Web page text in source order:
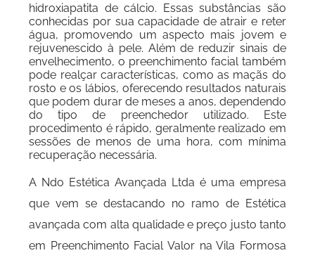
hidroxiapatita de cálcio. Essas substâncias são
conhecidas por sua capacidade de atrair e reter
água, promovendo um aspecto mais jovem e
rejuvenescido à pele. Além de reduzir sinais de
envelhecimento, o preenchimento facial também
pode realçar características, como as maçãs do
rosto e os lábios, oferecendo resultados naturais
que podem durar de meses a anos, dependendo
do tipo de preenchedor utilizado. Este
procedimento é rápido, geralmente realizado em
sessões de menos de uma hora, com mínima
recuperação necessária.
A Ndo Estética Avançada Ltda é uma empresa
que vem se destacando no ramo de Estética
avançada com alta qualidade e preço justo tanto
em Preenchimento Facial Valor na Vila Formosa